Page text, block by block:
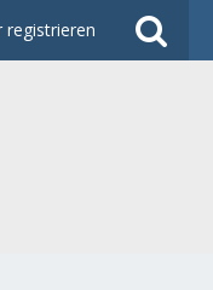
registrieren